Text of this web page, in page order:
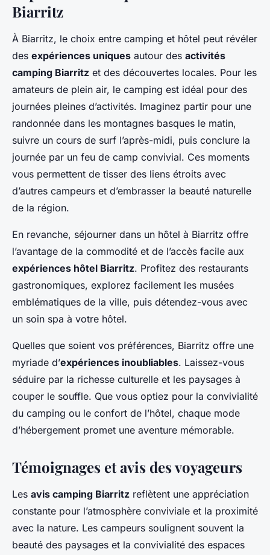
Biarritz
À Biarritz, le choix entre camping et hôtel peut révéler
des expériences uniques autour des activités
camping Biarritz et des découvertes locales. Pour les
amateurs de plein air, le camping est idéal pour des
journées pleines d’activités. Imaginez partir pour une
randonnée dans les montagnes basques le matin,
suivre un cours de surf l’après-midi, puis conclure la
journée par un feu de camp convivial. Ces moments
vous permettent de tisser des liens étroits avec
d’autres campeurs et d’embrasser la beauté naturelle
de la région.
En revanche, séjourner dans un hôtel à Biarritz offre
l’avantage de la commodité et de l’accès facile aux
expériences hôtel Biarritz. Profitez des restaurants
gastronomiques, explorez facilement les musées
emblématiques de la ville, puis détendez-vous avec
un soin spa à votre hôtel.
Quelles que soient vos préférences, Biarritz offre une
myriade d’expériences inoubliables. Laissez-vous
séduire par la richesse culturelle et les paysages à
couper le souffle. Que vous optiez pour la convivialité
du camping ou le confort de l’hôtel, chaque mode
d’hébergement promet une aventure mémorable.
Témoignages et avis des voyageurs
Les avis camping Biarritz reflètent une appréciation
constante pour l’atmosphère conviviale et la proximité
avec la nature. Les campeurs soulignent souvent la
beauté des paysages et la convivialité des espaces